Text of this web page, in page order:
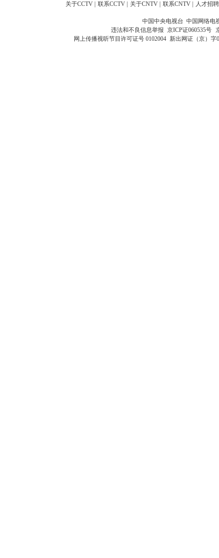
关于CCTV 联系CCTV 关于CNTV 联系CNTV 人才招聘
中国中央电视台 中国网络电
违法和不良信息举报 京ICP证060535号
网上传播视听节目许可证号 0102004 新出网证（京）